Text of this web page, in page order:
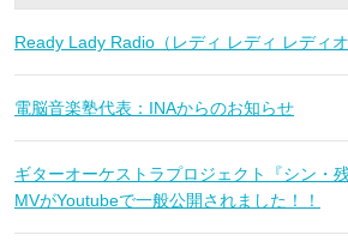
Ready Lady Radio（レディ レディ レディオ
電脳音楽塾代表：INAからのお知らせ
ギターオーケストラプロジェクト『シン・
MVがYoutubeで一般公開されました！！